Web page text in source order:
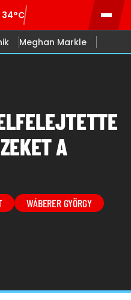
34°C
Meghan Markle
A
WÁBERER GYÖRGY